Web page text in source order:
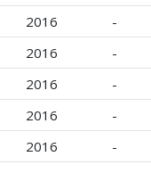
2016 -
2016 -
2016 -
2016 -
2016 -